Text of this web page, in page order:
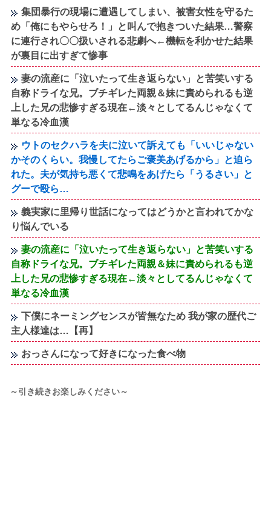
集団暴行の現場に遭遇してしまい、被害女性を守るた
め「俺にもやらせろ！」と叫んで抱きついた結果…警察
に連行され〇〇扱いされる悲劇へ←機転を利かせた結果
が裏目に出すぎて惨事
妻の流産に「泣いたって生き返らない」と苦笑いする
自称ドライな兄。ブチギレた両親＆妹に責められるも逆
上した兄の悲惨すぎる現在←淡々としてるんじゃなくて
単なる冷血漢
ウトのセクハラを夫に泣いて訴えても「いいじゃない
かそのくらい。我慢してたらご褒美あげるから」と迫ら
れた。夫が気持ち悪くて悲鳴をあげたら「うるさい」と
グーで殴ら…
義実家に里帰り世話になってはどうかと言われてかな
り悩んでいる
妻の流産に「泣いたって生き返らない」と苦笑いする
自称ドライな兄。ブチギレた両親＆妹に責められるも逆
上した兄の悲惨すぎる現在←淡々としてるんじゃなくて
単なる冷血漢
下僕にネーミングセンスが皆無なため 我が家の歴代ご
主人様達は…【再】
おっさんになって好きになった食べ物
～引き続きお楽しみください～